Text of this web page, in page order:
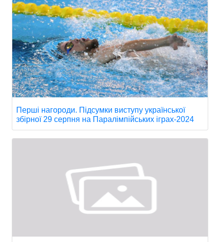
Перші нагороди. Підсумки виступу української
збірної 29 серпня на Паралімпійських іграх-2024